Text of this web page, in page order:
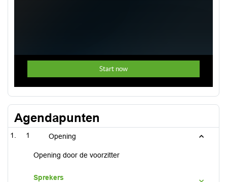
Agendapunten
1 Opening
Opening door de voorzitter
Sprekers